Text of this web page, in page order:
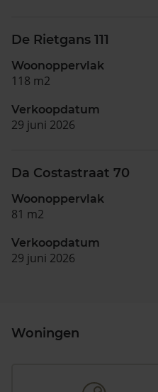
De Rietgans 111
Woonoppervlak
118 m2
Verkoopdatum
29 juni 2026
Da Costastraat 70
Woonoppervlak
81 m2
Verkoopdatum
29 juni 2026
Woningen